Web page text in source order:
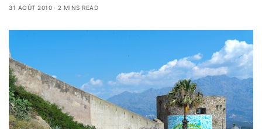
31 AOÛT 2010 2 MINS READ